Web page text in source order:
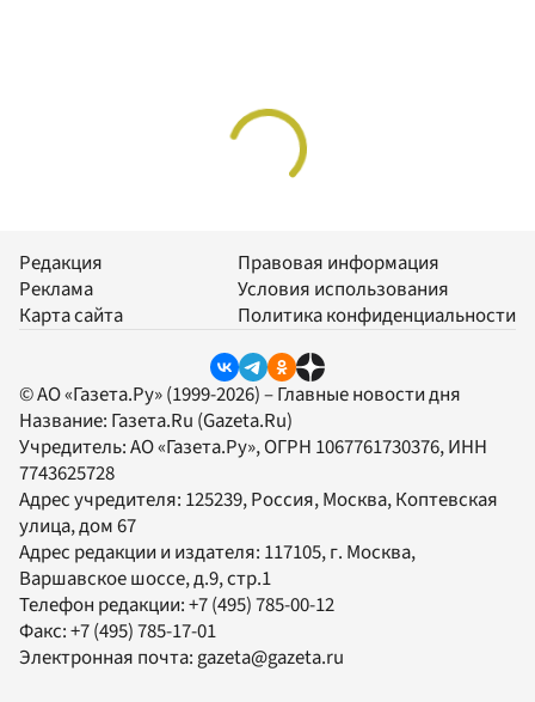
Редакция
Реклама
Карта сайта
Правовая информация
Условия использования
Политика конфиденциальности
© АО «Газета.Ру» (1999-2026) – Главные новости дня
Название: Газета.Ru (Gazeta.Ru)
Учредитель:АО «Газета.Ру», ОГРН 1067761730376, ИНН
7743625728
Адрес учредителя: 125239, Россия, Москва, Коптевская
улица, дом 67
Адрес редакции и издателя: 117105, г. Москва,
Варшавское шоссе, д.9, стр.1
Телефон редакции:+7 (495) 785-00-12
Факс:+7 (495) 785-17-01
Электронная почта: gazeta@gazeta.ru